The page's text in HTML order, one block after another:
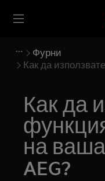
Фурни
Как да
Как да
на
AEG?